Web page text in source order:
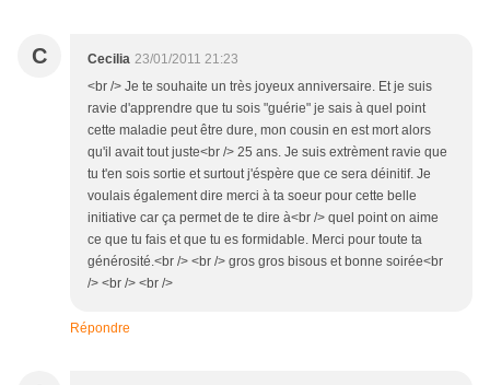
C Cecilia 23/01/2011 21:23
<br /> Je te souhaite un très joyeux anniversaire. Et je suis
ravie d'apprendre que tu sois "guérie" je sais à quel point
cette maladie peut être dure, mon cousin en est mort alors
qu'il avait tout juste<br /> 25 ans. Je suis extrèment ravie que
tu t'en sois sortie et surtout j'éspère que ce sera déinitif. Je
voulais également dire merci à ta soeur pour cette belle
initiative car ça permet de te dire à<br /> quel point on aime
ce que tu fais et que tu es formidable. Merci pour toute ta
générosité.<br /> <br /> gros gros bisous et bonne soirée<br
/> <br /> <br />
Répondre